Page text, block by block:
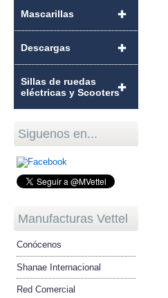
Mascarillas
Descargas
Sillas de ruedas
eléctricas y Scooters
Siguenos en...
Manufacturas Vettel
Conócenos
Shanae Internacional
Red Comercial